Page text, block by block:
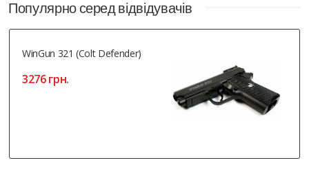
Популярно серед відвідувачів
WinGun 321 (Colt Defender)
3276 грн.